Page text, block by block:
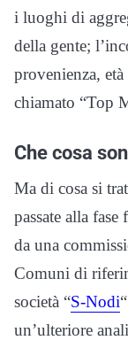
i luoghi di
della gente;
provenienza,
chiamato “Top
Che cosa
Ma di cosa si
passate alla fase
da una
Comuni di
società “S-Nodi
un’ulteriore